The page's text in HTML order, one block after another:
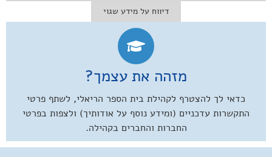
דיווח על מידע שגוי
מזהה את עצמך?
כדאי לך להצטרף לקהילת בית הספר הריאלי, לשתף פרטי
התקשרות עדכניים (ומידע נוסף על אודותיך) ולצפות בפרטי
החברות והחברים בקהילה.